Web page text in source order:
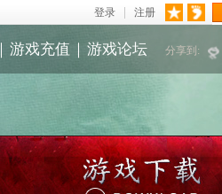
注册
登录
｜ 游戏充值 ｜ 游戏论坛 分享到: